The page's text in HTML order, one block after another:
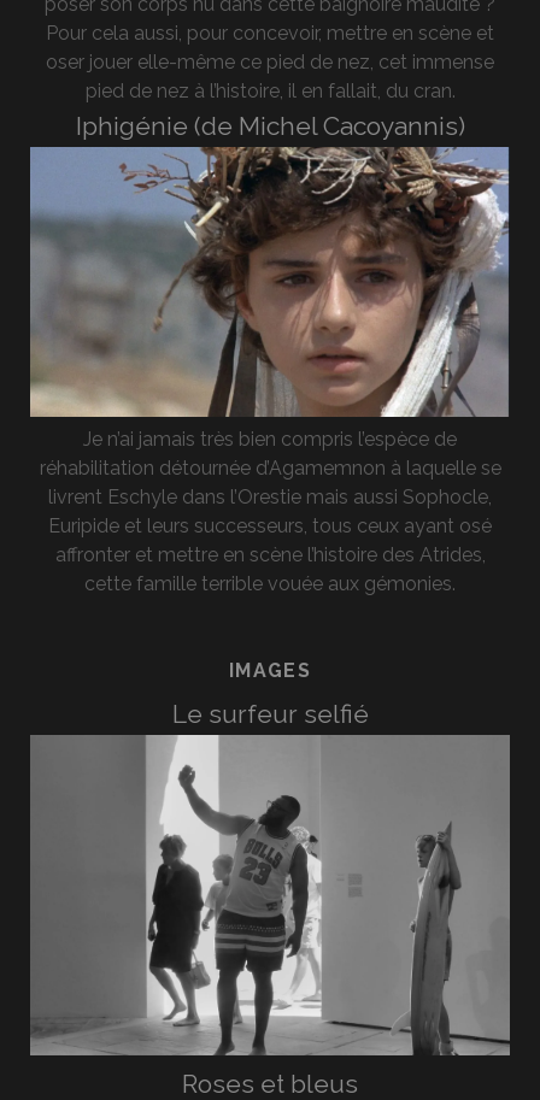
Pour cela aussi, pour concevoir, mettre en scène et
oser jouer elle-même ce pied de nez, cet immense
pied de nez à l’histoire, il en fallait, du cran.
Iphigénie (de Michel Cacoyannis)
Je n’ai jamais très bien compris l’espèce de
réhabilitation détournée d’Agamemnon à laquelle se
livrent Eschyle dans l’Orestie mais aussi Sophocle,
Euripide et leurs successeurs, tous ceux ayant osé
affronter et mettre en scène l’histoire des Atrides,
cette famille terrible vouée aux gémonies.
IMAGES
Le surfeur selfié
Roses et bleus